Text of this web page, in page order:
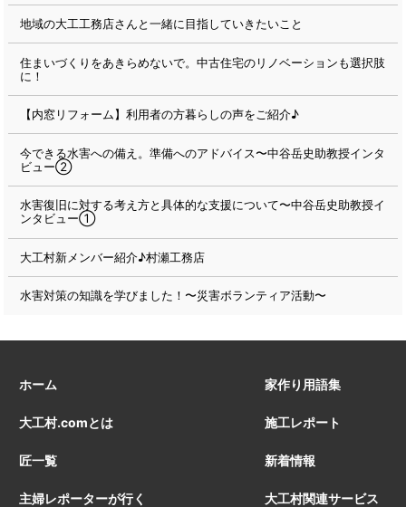
地域の大工工務店さんと一緒に目指していきたいこと
住まいづくりをあきらめないで。中古住宅のリノベーションも選択肢
に！
【内窓リフォーム】利用者の方暮らしの声をご紹介♪
今できる水害への備え。準備へのアドバイス〜中谷岳史助教授インタ
ビュー②
水害復旧に対する考え方と具体的な支援について〜中谷岳史助教授イ
ンタビュー①
大工村新メンバー紹介♪村瀬工務店
水害対策の知識を学びました！〜災害ボランティア活動〜
ホーム
大工村.comとは
匠一覧
主婦レポーターが行く
家作り用語集
施工レポート
新着情報
大工村関連サービス